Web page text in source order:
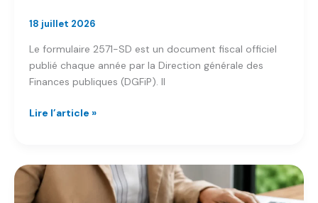
18 juillet 2026
Le formulaire 2571-SD est un document fiscal officiel
publié chaque année par la Direction générale des
Finances publiques (DGFiP). Il
Formulaire
:
télécharger,
Lire l’article »